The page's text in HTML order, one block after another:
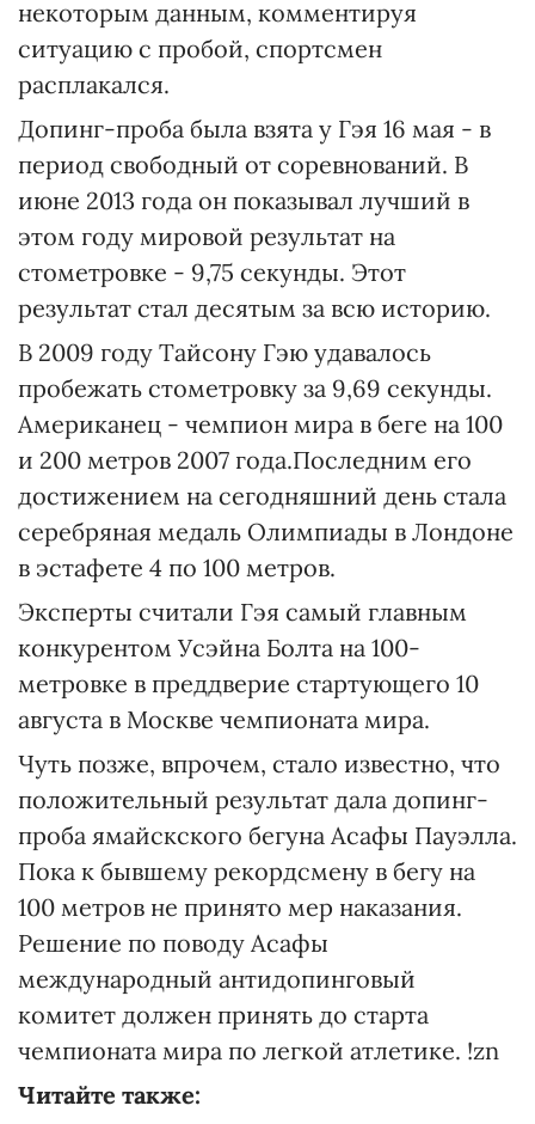
некоторым данным, комментируя
ситуацию с пробой, спортсмен
расплакался.
Допинг-проба была взята у Гэя 16 мая - в
период свободный от соревнований. В
июне 2013 года он показывал лучший в
этом году мировой результат на
стометровке - 9,75 секунды. Этот
результат стал десятым за всю историю.
В 2009 году Тайсону Гэю удавалось
пробежать стометровку за 9,69 секунды.
Американец - чемпион мира в беге на 100
и 200 метров 2007 года.Последним его
достижением на сегодняшний день стала
серебряная медаль Олимпиады в Лондоне
в эстафете 4 по 100 метров.
Эксперты считали Гэя самый главным
конкурентом Усэйна Болта на 100-
метровке в преддверие стартующего 10
августа в Москве чемпионата мира.
Чуть позже, впрочем, стало известно, что
положительный результат дала допинг-
проба ямайскского бегуна Асафы Пауэлла.
Пока к бывшему рекордсмену в бегу на
100 метров не принято мер наказания.
Решение по поводу Асафы
международный антидопинговый
комитет должен принять до старта
чемпионата мира по легкой атлетике. !zn
Читайте также: